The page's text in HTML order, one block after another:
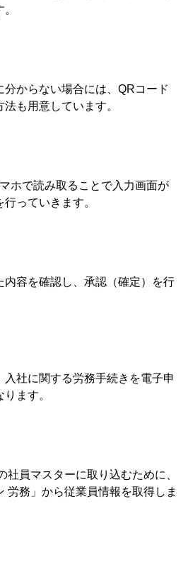
分からない場合には、QRコード
も用意しています。
ホで読み取ることで入力画面が
っていきます。
内容を確認し、承認（確定）を行
入社に関する労務手続きを電子申
ます。
社員マスターに取り込むために、
労務」から従業員情報を取得しま